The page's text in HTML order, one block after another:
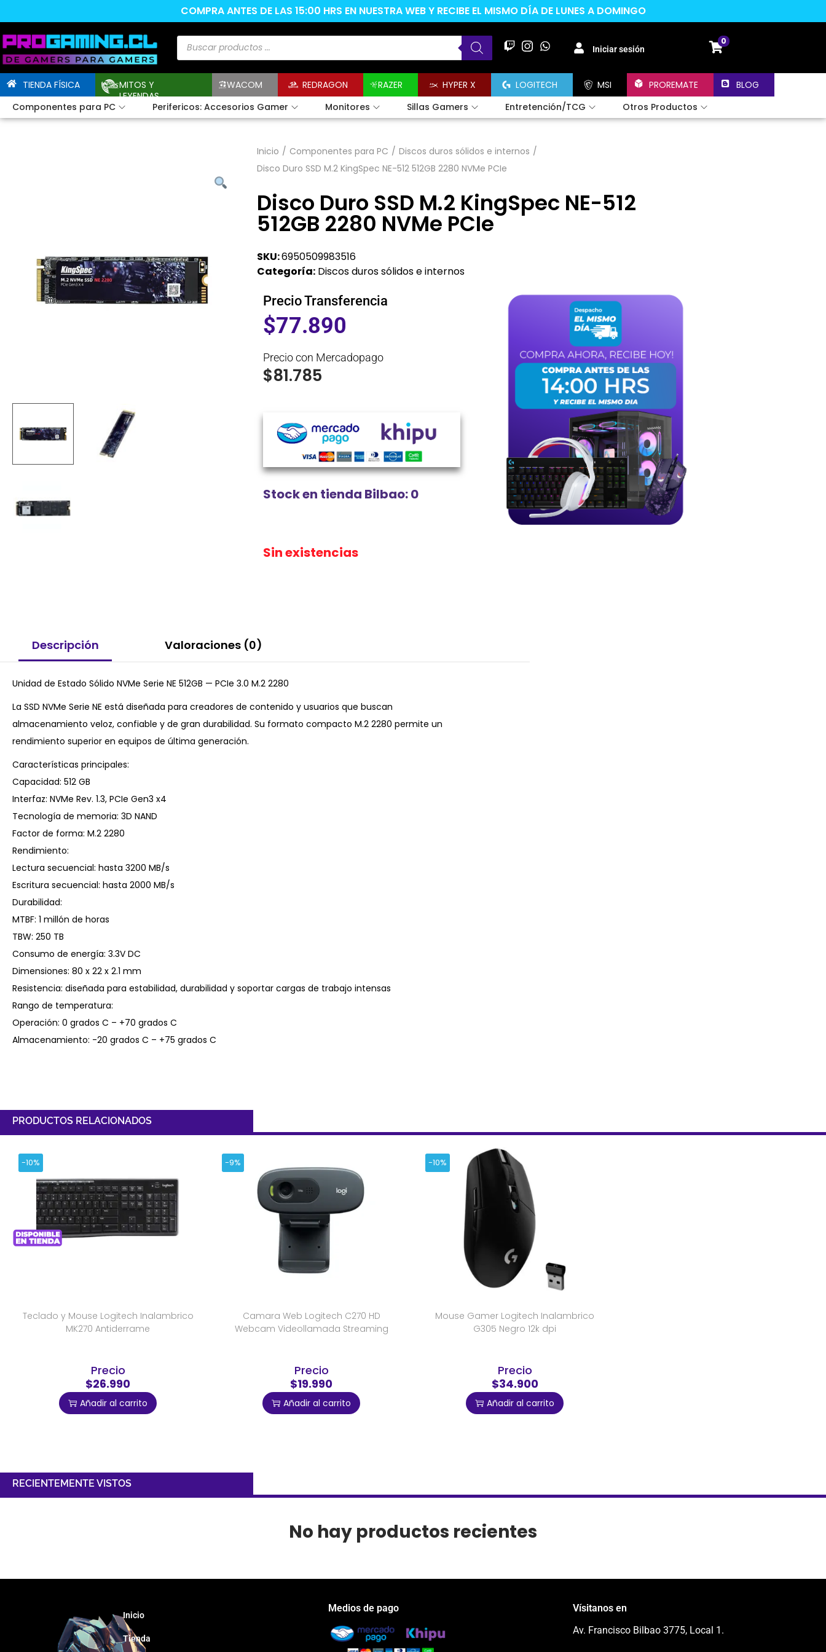
COMPRA ANTES DE LAS 15:00 HRS EN NUESTRA WEB Y RECIBE EL MISMO DÍA DE LUNES A DOMINGO
Iniciar sesión
0
TIENDA FÍSICA
MITOS Y
LEYENDAS
WACOM REDRAGON RAZER HYPER X LOGITECH MSI PROREMATE
BLOG
Componentes para PC
Perifericos: Accesorios Gamer Monitores Sillas Gamers Entretención/TCG Otros Productos
Inicio / Componentes para PC / Discos duros sólidos e internos /
Disco Duro SSD M.2 KingSpec NE-512 512GB 2280 NVMe PCIe
Disco Duro SSD M.2 KingSpec NE-512
512GB 2280 NVMe PCIe
SKU:6950509983516
Categoría: Discos duros sólidos e internos
Precio Transferencia
$77.890
Precio con Mercadopago
$81.785
Stock en tienda Bilbao: 0
Sin existencias
Descripción Valoraciones (0)
Unidad de Estado Sólido NVMe Serie NE 512GB — PCIe 3.0 M.2 2280
La SSD NVMe Serie NE está diseñada para creadores de contenido y usuarios que buscan
almacenamiento veloz, confiable y de gran durabilidad. Su formato compacto M.2 2280 permite un
rendimiento superior en equipos de última generación.
Características principales:
Capacidad: 512 GB
Interfaz: NVMe Rev. 1.3, PCIe Gen3 x4
Tecnología de memoria: 3D NAND
Factor de forma: M.2 2280
Rendimiento:
Lectura secuencial: hasta 3200 MB/s
Escritura secuencial: hasta 2000 MB/s
Durabilidad:
MTBF: 1 millón de horas
TBW: 250 TB
Consumo de energía: 3.3V DC
Dimensiones: 80 x 22 x 2.1 mm
Resistencia: diseñada para estabilidad, durabilidad y soportar cargas de trabajo intensas
Rango de temperatura:
Operación: 0 grados C – +70 grados C
Almacenamiento: -20 grados C – +75 grados C
PRODUCTOS RELACIONADOS
-10%
Teclado y Mouse Logitech Inalambrico
MK270 Antiderrame
Precio
$26.990
Añadir al carrito
-9%
Camara Web Logitech C270 HD
Webcam Videollamada Streaming
Precio
$19.990
Añadir al carrito
-10%
Mouse Gamer Logitech Inalambrico
G305 Negro 12k dpi
Precio
$34.900
Añadir al carrito
RECIENTEMENTE VISTOS
No hay productos recientes
Inicio
Tienda
Medios de pago
Vísitanos en
Av. Francisco Bilbao 3775, Local 1.